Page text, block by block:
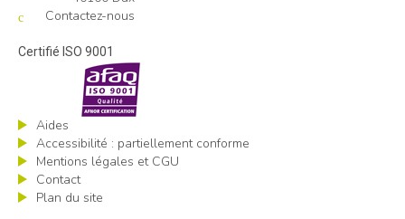
Contactez-nous
Certifié ISO 9001
Aides
Accessibilité : partiellement conforme
Mentions légales et CGU
Contact
Plan du site